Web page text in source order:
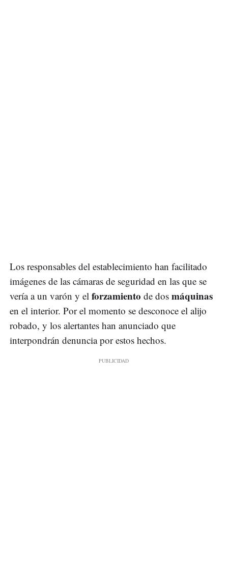
Los responsables del establecimiento han facilitado
imágenes de las cámaras de seguridad en las que se
vería a un varón y el forzamiento de dos máquinas
en el interior. Por el momento se desconoce el alijo
robado, y los alertantes han anunciado que
interpondrán denuncia por estos hechos.